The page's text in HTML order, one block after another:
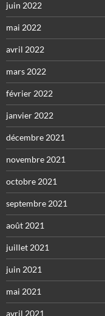
juin 2022
mai 2022
avril 2022
mars 2022
février 2022
janvier 2022
décembre 2021
novembre 2021
octobre 2021
septembre 2021
août 2021
juillet 2021
juin 2021
mai 2021
avril 2021